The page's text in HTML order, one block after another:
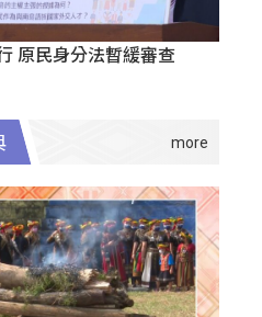
原民身分法暫緩審查